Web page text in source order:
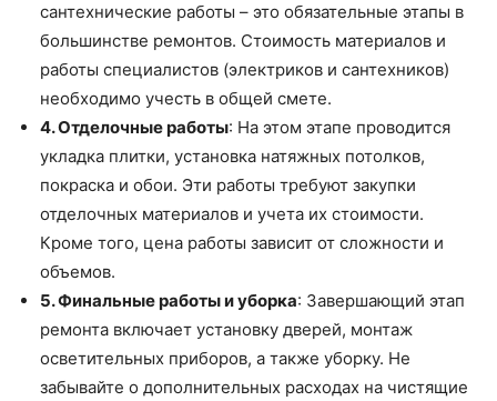
сантехнические работы – это обязательные этапы в
большинстве ремонтов. Стоимость материалов и
работы специалистов (электриков и сантехников)
необходимо учесть в общей смете.
4. Отделочные работы: На этом этапе проводится
укладка плитки, установка натяжных потолков,
покраска и обои. Эти работы требуют закупки
отделочных материалов и учета их стоимости.
Кроме того, цена работы зависит от сложности и
объемов.
5. Финальные работы и уборка: Завершающий этап
ремонта включает установку дверей, монтаж
осветительных приборов, а также уборку. Не
забывайте о дополнительных расходах на чистящие